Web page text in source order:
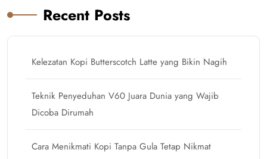
Recent Posts
Kelezatan Kopi Butterscotch Latte yang Bikin Nagih
Teknik Penyeduhan V60 Juara Dunia yang Wajib
Dicoba Dirumah
Cara Menikmati Kopi Tanpa Gula Tetap Nikmat